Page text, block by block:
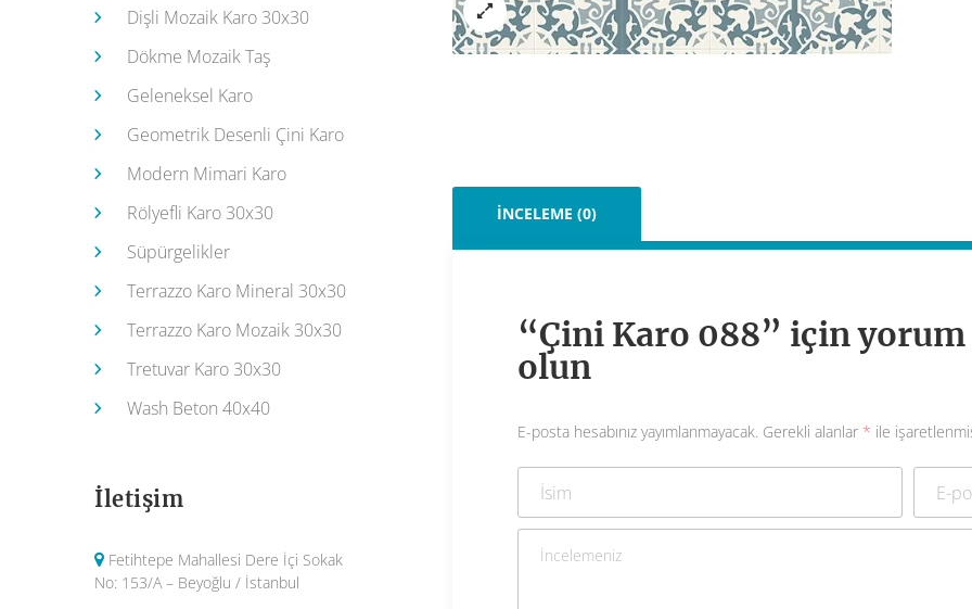
İNCELEME (0)
“Çini Karo 088” için
olun
E-posta hesabınız yayımlanmayacak. Gerekli alanlar * ile
Dişli Mozaik Karo 30x30
Dökme Mozaik Taş
Geleneksel Karo
Geometrik Desenli Çini Karo
Modern Mimari Karo
Rölyefli Karo 30x30
Süpürgelikler
Terrazzo Karo Mineral 30x30
Terrazzo Karo Mozaik 30x30
Tretuvar Karo 30x30
Wash Beton 40x40
İletişim
Fetihtepe Mahallesi Dere İçi Sokak
No: 153/A – Beyoğlu / İstanbul